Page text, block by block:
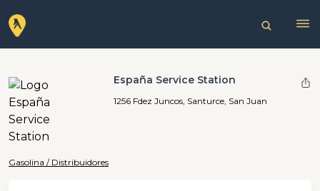
España Service Station
1256 Fdez Juncos, Santurce, San Juan
Gasolina / Distribuidores